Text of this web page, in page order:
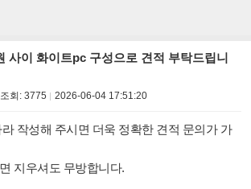
사이 화이트pc 구성으로 견적 부탁드립니
조회: 3775 2026-06-04 17:51:20
작성해 주시면 더욱 정확한 견적 문의가 가
지우셔도 무방합니다.